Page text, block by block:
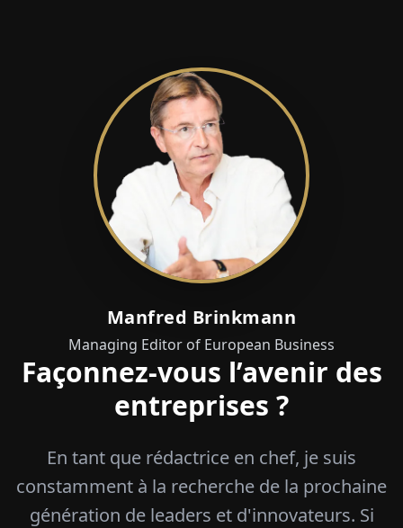
Manfred Brinkmann
Managing Editor of European Business
Façonnez-vous l’avenir des
entreprises ?
En tant que rédactrice en chef, je suis
constamment à la recherche de la prochaine
génération de leaders et d'innovateurs. Si